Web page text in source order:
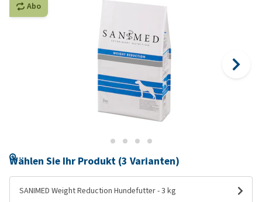
Abo
Wählen Sie Ihr Produkt (3 Varianten)
SANIMED Weight Reduction Hundefutter - 3 kg